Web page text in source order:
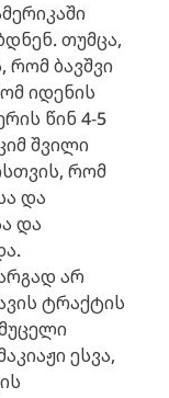
თუმცა,
ბავშვი
იდენის
წინ 4-5
შვილი
რომ
და
და
არ
ტრაქტის
ესვა,